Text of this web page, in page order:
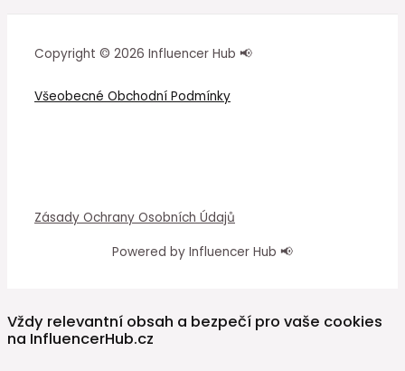
Copyright © 2026 Influencer Hub 📢
Všeobecné Obchodní Podmínky
Zásady Ochrany Osobních Údajů
Powered by Influencer Hub 📢
Vždy relevantní obsah a bezpečí pro vaše cookies
na InfluencerHub.cz